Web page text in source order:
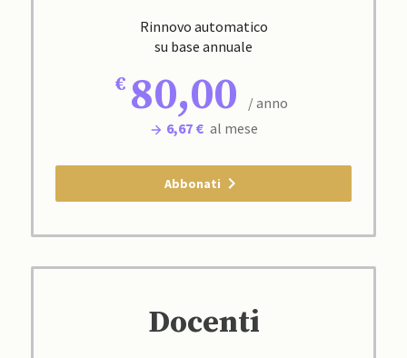
Rinnovo automatico
su base annuale
80,00
/ anno
6,67 € al mese
Abbonati
Docenti